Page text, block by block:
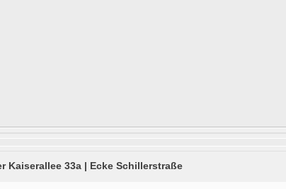
Kaiserallee 33a | Ecke Schillerstraße